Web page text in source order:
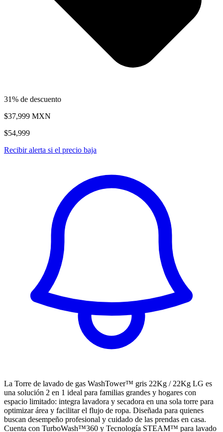
31% de descuento
$37,999 MXN
$54,999
Recibir alerta si el precio baja
La Torre de lavado de gas WashTower™ gris 22Kg / 22Kg LG es
una solución 2 en 1 ideal para familias grandes y hogares con
espacio limitado: integra lavadora y secadora en una sola torre para
optimizar área y facilitar el flujo de ropa. Diseñada para quienes
buscan desempeño profesional y cuidado de las prendas en casa.
Cuenta con TurboWash™360 y Tecnología STEAM™ para lavado